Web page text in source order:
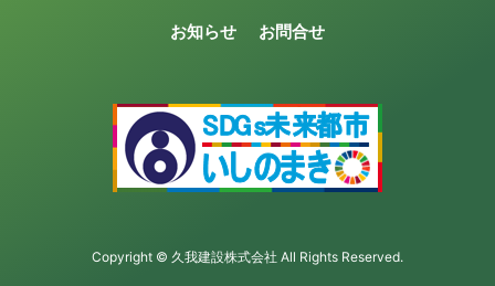
お知らせ お問合せ
Copyright © 久我建設株式会社 All Rights Reserved.